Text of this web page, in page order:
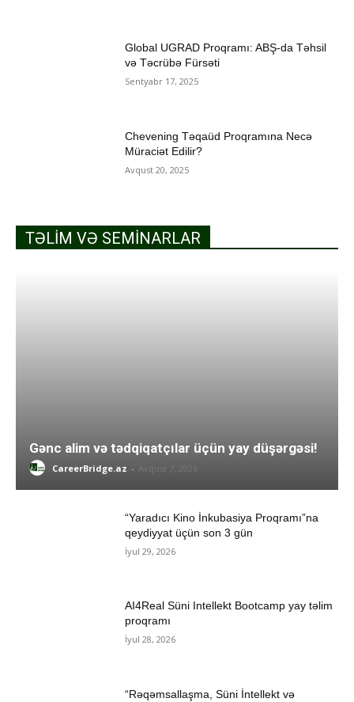
Global UGRAD Proqramı: ABŞ-da Təhsil
və Təcrübə Fürsəti
Sentyabr 17, 2025
Chevening Təqaüd Proqramına Necə
Müraciət Edilir?
Avqust 20, 2025
TƏLIM VƏ SEMINARLAR
Gənc alim və tədqiqatçılar üçün yay düşərgəsi!
CareerBridge.az - Avqust 7, 2026
“Yaradıcı Kino İnkubasiya Proqramı”na
qeydiyyat üçün son 3 gün
İyul 29, 2026
AI4Real Süni Intellekt Bootcamp yay təlim
proqramı
İyul 28, 2026
“Rəqəmsallaşma, Süni İntellekt və